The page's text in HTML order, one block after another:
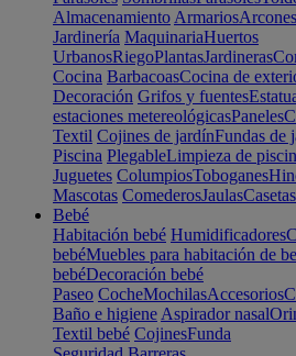
Almacenamiento ArmariosArcones
Jardinería MaquinariaHuertos
UrbanosRiegoPlantasJardineras
Cocina BarbacoasCocina de
Decoración Grifos y fuentes
estaciones metereológicasPaneles
Textil Cojines de jardínFundas de
Piscina PlegableLimpieza de
Juguetes ColumpiosToboganes
Mascotas ComederosJaulas
Bebé
Habitación bebé Humidificadores
bebéMuebles para habitación de
bebéDecoración bebé
Paseo CocheMochilasAccesorios
Baño e higiene Aspirador nasal
Textil bebé CojinesFunda